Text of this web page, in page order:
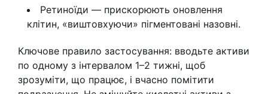
Ретиноїди — прискорюють оновлення
клітин, «виштовхуючи» пігментовані назовні.
Ключове правило застосування: вводьте активи
по одному з інтервалом 1–2 тижні, щоб
зрозуміти, що працює, і вчасно помітити